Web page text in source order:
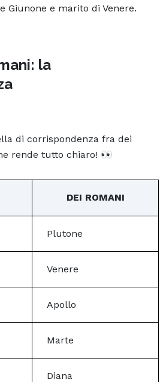
Giunone e marito di Venere.
la
di corrispondenza fra dei
rende tutto chiaro! 👀
DEI ROMANI
Plutone
Venere
Apollo
Marte
Diana